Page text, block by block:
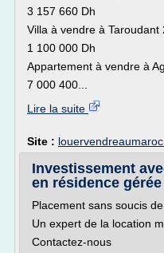
3 157 660 Dh
Villa à vendre à Taroudant
1 100 000 Dh
Appartement à vendre à
7 000 400...
Lire la suite
Site :
Investissement
en résidence gérée
Placement sans soucis
Un expert de la location
Contactez-nous